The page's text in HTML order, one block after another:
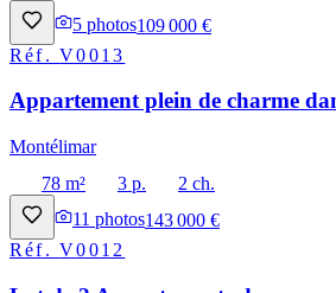
5 photos109 000 €
Réf.V0013
Appartement plein de charme
Montélimar
78 m²
3 p.
2 ch.
11 photos143 000 €
Réf.V0012